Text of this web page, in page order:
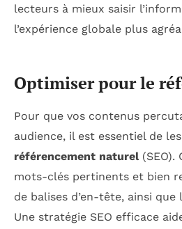
lecteurs à mieux saisir
l’expérience globale plus
Optimiser pour le
Pour que vos contenus
audience, il est essentiel de
référencement naturel(SEO).
mots-clés pertinents et bien
de balises d’en-tête, ainsi
Une stratégie SEO efficace